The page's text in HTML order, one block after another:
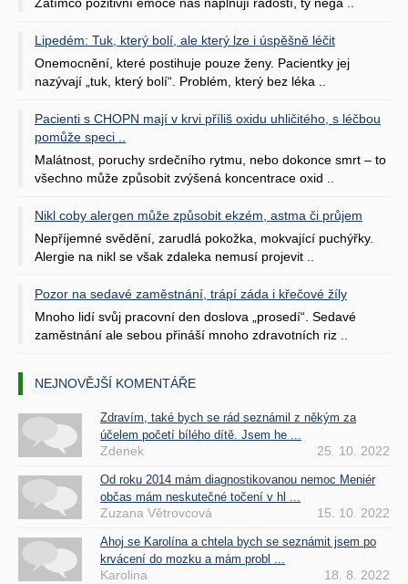
Zatímco pozitivní emoce nás naplňují radostí, ty nega ..
Lipedém: Tuk, který bolí, ale který lze i úspěšně léčit
Onemocnění, které postihuje pouze ženy. Pacientky jej
nazývají „tuk, který bolí“. Problém, který bez léka ..
Pacienti s CHOPN mají v krvi příliš oxidu uhličitého, s léčbou
pomůže speci ..
Malátnost, poruchy srdečního rytmu, nebo dokonce smrt – to
všechno může způsobit zvýšená koncentrace oxid ..
Nikl coby alergen může způsobit ekzém, astma či průjem
Nepříjemné svědění, zarudlá pokožka, mokvající puchýřky.
Alergie na nikl se však zdaleka nemusí projevit ..
Pozor na sedavé zaměstnání, trápí záda i křečové žíly
Mnoho lidí svůj pracovní den doslova „prosedí“. Sedavé
zaměstnání ale sebou přináší mnoho zdravotních riz ..
NEJNOVĚJŠÍ KOMENTÁŘE
Zdravím, také bych se rád seznámil z někým za
účelem početí bílého dítě. Jsem he ...
Zdenek 25. 10. 2022
Od roku 2014 mám diagnostikovanou nemoc Meniér
občas mám neskutečné točení v hl ...
Zuzana Větrovcová 15. 10. 2022
Ahoj se Karolína a chtela bych se seznámit jsem po
krvácení do mozku a mám probl ...
Karolina 18. 8. 2022